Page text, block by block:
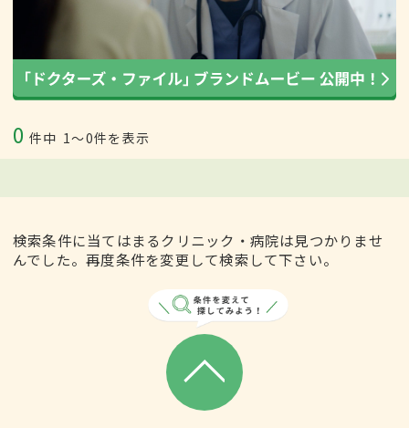
0 件中 1〜0件を表示
検索条件に当てはまるクリニック・病院は見つかりませ
んでした。再度条件を変更して検索して下さい。